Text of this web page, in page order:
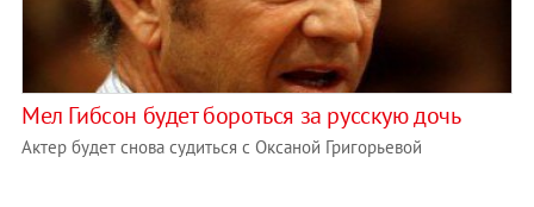
Мел Гибсон будет бороться за русскую дочь
Актер будет снова судиться с Оксаной Григорьевой